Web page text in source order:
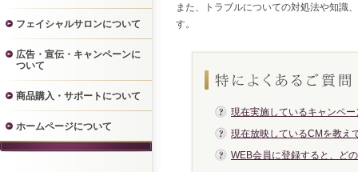
また、トラブルについての対処法や知識
す。
現在実施しているキャンペ
現在放映しているCMを教え
WEB会員に登録すると、ど
フェイシャルサロンについて
広告・宣伝・キャンペーンに
ついて
商品購入・サポートについて
ホームページについて